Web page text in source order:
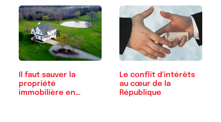
Il faut sauver la
propriété
immobilière en
Le conflit d'intérêts
au cœur de la
République